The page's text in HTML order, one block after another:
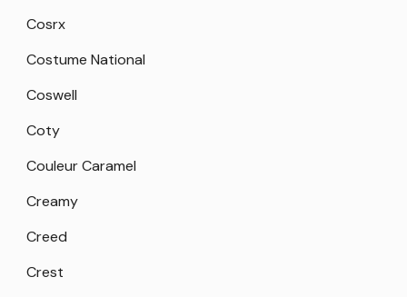
Cosrx
Costume National
Coswell
Coty
Couleur Caramel
Creamy
Creed
Crest